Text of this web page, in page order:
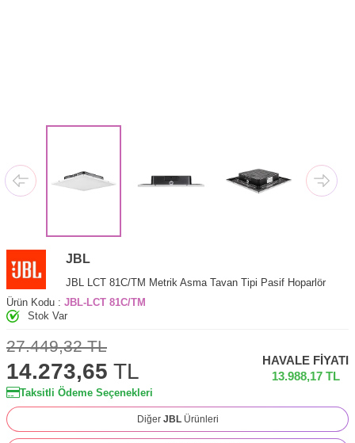
JBL
JBL LCT 81C/TM Metrik Asma Tavan Tipi Pasif Hoparlör
Ürün Kodu : JBL-LCT 81C/TM
Stok Var
27.449,32TL
14.273,65 TL
Taksitli Ödeme Seçenekleri
HAVALE FIYATI
13.988,17TL
Diğer JBL Ürünleri